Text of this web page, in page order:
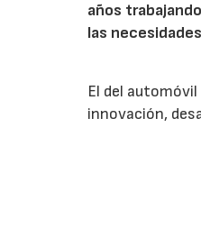
años
las
El del
innovación,